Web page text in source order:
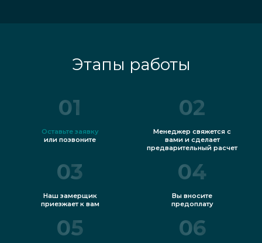
Этапы работы
01
Оставьте заявку
или позвоните
02
Менеджер свяжется с
вами и сделает
предварительный расчет
03
Наш замерщик
приезжает к вам
04
Вы вносите
предоплату
05 06